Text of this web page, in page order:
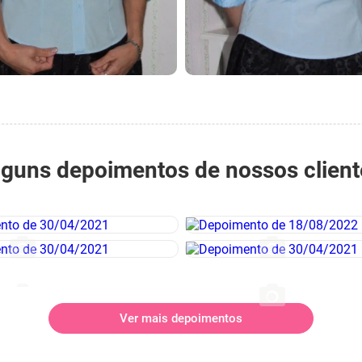
depoimentos de nossos
Ver mais depoimentos